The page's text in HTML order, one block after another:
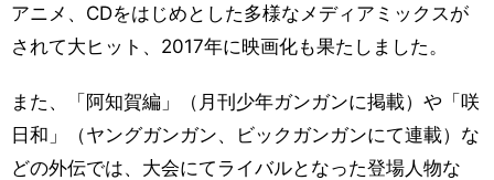
アニメ、CDをはじめとした多様なメディアミックスが
されて大ヒット、2017年に映画化も果たしました。
また、「阿知賀編」（月刊少年ガンガンに掲載）や「咲
日和」（ヤングガンガン、ビックガンガンにて連載）な
どの外伝では、大会にてライバルとなった登場人物な